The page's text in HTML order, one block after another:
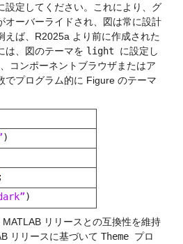
設定してください。これにより、グ
オーバーライドされ、図は常に設計
えば、R2025a より前に作成された
は、図のテーマを light に設定し
コンポーネントブラウザまたはア
でプログラム的に Figure のテーマ
)
;
)
リリースとの互換性を維持
リリースに基づいて Theme プロ